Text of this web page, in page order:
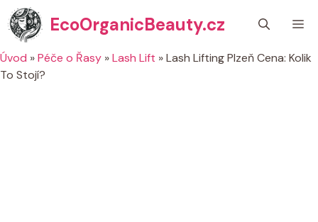
Přeskočit
na
obsah
EcoOrganicBeauty.cz
Úvod »Péče o Řasy »Lash Lift »Lash Lifting Plzeň Cena: Kolik
To Stojí?